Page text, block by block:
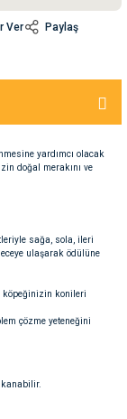
Ver
Paylaş
yardımcı olacak
doğal merakını ve
sağa, sola, ileri
ulaşarak ödülüne
köpeğinizin konileri
çözme yeteneğini